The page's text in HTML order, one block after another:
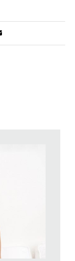
dei rischi
quanto
parlando di dieci
ce l’hai
dalla nonna… Il
è enorme.
che a causa
che comunque
e la capacità